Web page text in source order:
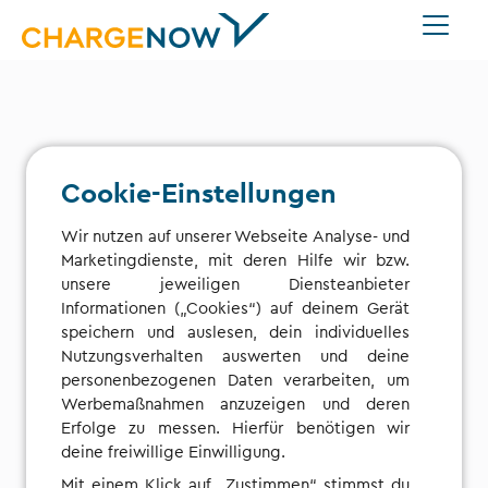
Datenverarbeitung durch
Google Maps
Wir benötigen dein Einverständnis, um die
Google-Maps-Karte auf dieser Seite anzuzeigen.
Wenn du dein Einverständnis gibst, verarbeitet
Google Ireland personenbezogene Daten wie
deine IP-Adresse und Informationen darüber, wie
du die Karte nutzt. Wir speichern dein
Einverständnis außerdem in einem Cookie. Du
kannst dein Einverständnis jederzeit mit
Cookie-Einstellungen
Wir nutzen auf unserer Webseite Analyse- und
Marketingdienste, mit deren Hilfe wir bzw.
unsere jeweiligen Diensteanbieter
Informationen („Cookies“) auf deinem Gerät
speichern und auslesen, dein individuelles
Nutzungsverhalten auswerten und deine
personenbezogenen Daten verarbeiten, um
Werbemaßnahmen anzuzeigen und deren
Erfolge zu messen. Hierfür benötigen wir
deine freiwillige Einwilligung.